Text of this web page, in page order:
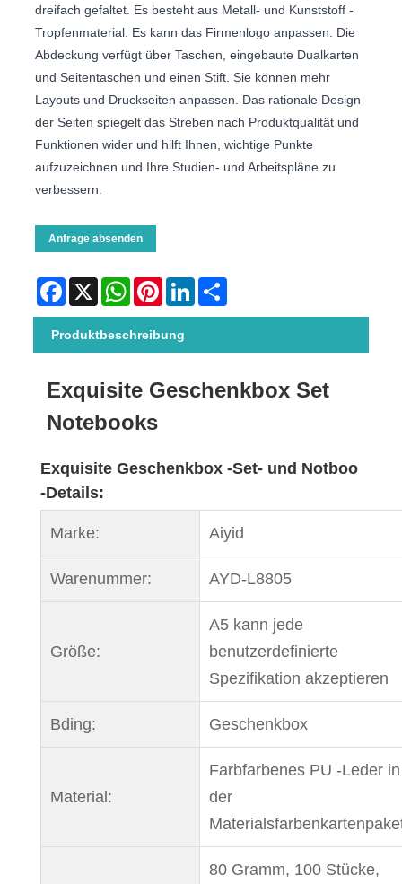
dreifach gefaltet. Es besteht aus Metall- und Kunststoff -
Tropfenmaterial. Es kann das Firmenlogo anpassen. Die
Abdeckung verfügt über Taschen, eingebaute Dualkarten
und Seitentaschen und einen Stift. Sie können mehr
Layouts und Druckseiten anpassen. Das rationale Design
der Seiten spiegelt das Streben nach Produktqualität und
Funktionen wider und hilft Ihnen, wichtige Punkte
aufzuzeichnen und Ihre Studien- und Arbeitspläne zu
verbessern.
Anfrage absenden
Facebook
X WhatsAppPinterestLinkedIn
Produktbeschreibung
Exquisite Geschenkbox Set
Notebooks
Exquisite Geschenkbox -Set- und Notboo
-Details:
Marke: Aiyid
Warenummer: AYD-L8805
Größe:
A5 kann jede
benutzerdefinierte
Spezifikation akzeptieren
Bding: Geschenkbox
Material:
Farbfarbenes PU -Leder in
der
80 Gramm, 100 Stücke,